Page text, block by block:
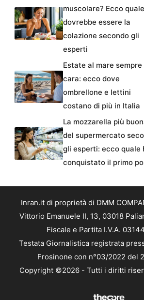
muscolare? Ecco quale
dovrebbe essere la
colazione secondo gli
esperti
Estate al mare sempre
cara: ecco dove
ombrellone e lettini
costano di più in Italia
La mozzarella più
del supermercato
gli esperti: ecco quale
conquistato il primo
Inran.it di proprietà di DMM
Vittorio Emanuele II, 13, 03018
Fiscale e Partita I.V.A.
Testata Giornalistica registrata
Frosinone con n°03/2022 del
Copyright ©2026 - Tutti i diritti